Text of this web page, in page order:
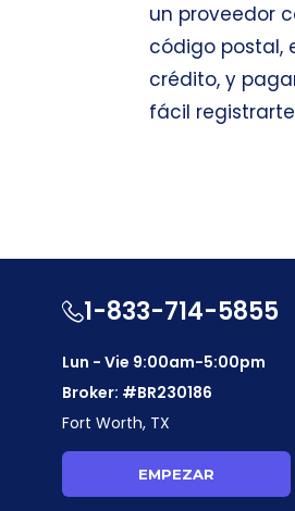
un proveedor
código postal,
crédito, y
fácil
1-833-714-5855
Lun - Vie 9:00am-5:00pm
Broker: #BR230186
Fort Worth, TX
EMPEZAR